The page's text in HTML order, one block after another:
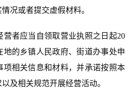
况或者提交虚假材料。
者应当自领取营业执照之日起20
地的乡镇人民政府、街道办事处申
项相关信息和材料，并承诺按照本
及相关规范开展经营活动。